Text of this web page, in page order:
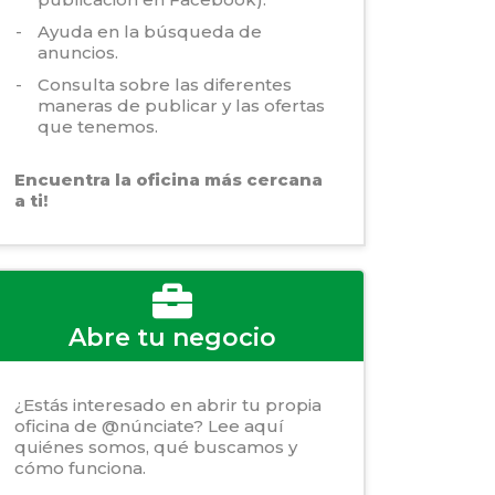
Ayuda en la búsqueda de
anuncios.
Consulta sobre las diferentes
maneras de publicar y las ofertas
que tenemos.
Encuentra la oficina más cercana
a ti!
Abre tu negocio
¿Estás interesado en abrir tu propia
oficina de @núnciate? Lee aquí
quiénes somos, qué buscamos y
cómo funciona.